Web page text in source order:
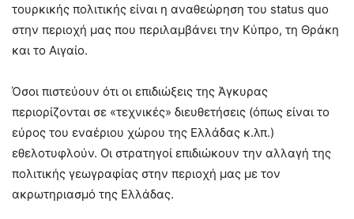
τουρκικής πολιτικής είναι η αναθεώρηση του status quo
στην περιοχή μας που περιλαμβάνει την Κύπρο, τη Θράκη
και το Αιγαίο.
Όσοι πιστεύουν ότι οι επιδιώξεις της Άγκυρας
περιορίζονται σε «τεχνικές» διευθετήσεις (όπως είναι το
εύρος του εναέριου χώρου της Ελλάδας κ.λπ.)
εθελοτυφλούν. Οι στρατηγοί επιδιώκουν την αλλαγή της
πολιτικής γεωγραφίας στην περιοχή μας με τον
ακρωτηριασμό της Ελλάδας.